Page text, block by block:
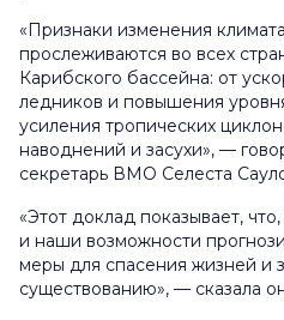
«Признаки изменения
прослеживаются во всех
Карибского бассейна: от
ледников и повышения
усиления тропических
наводнений и засухи», —
секретарь ВМО Селеста
«Этот доклад показывает,
и наши возможности
меры для спасения жизней и
существованию», — сказала